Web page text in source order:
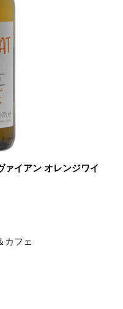
ァイアン オレンジワイ
カフェ